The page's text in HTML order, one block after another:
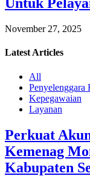
Untuk
November 27, 2025
Latest Articles
All
Penyelenggara
Kepegawaian
Layanan
Perkuat
Kemenag
Kabupaten